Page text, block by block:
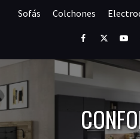
Sofás Colchones
FacebookTwitter